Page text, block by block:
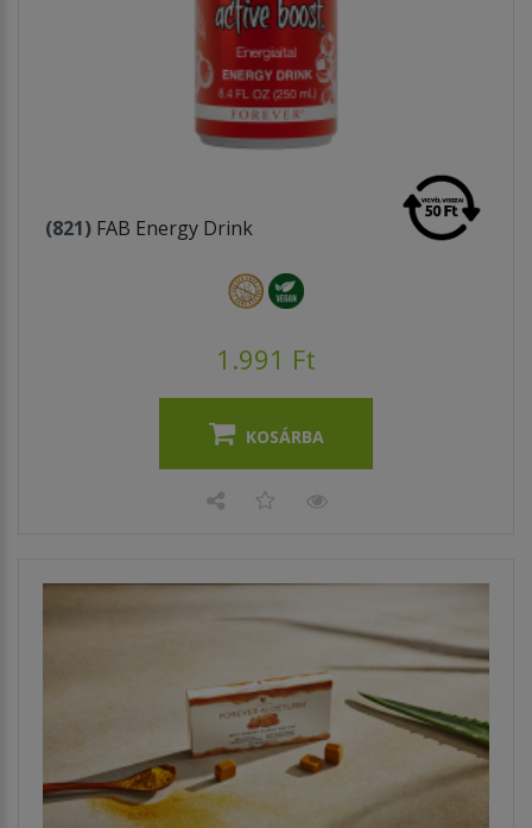
(821) FAB Energy Drink
1.991 Ft
KOSÁRBA